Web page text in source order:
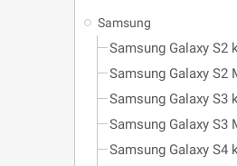
Samsung
Samsung Galaxy S2
Samsung Galaxy S2
Samsung Galaxy S3
Samsung Galaxy S3
Samsung Galaxy S4